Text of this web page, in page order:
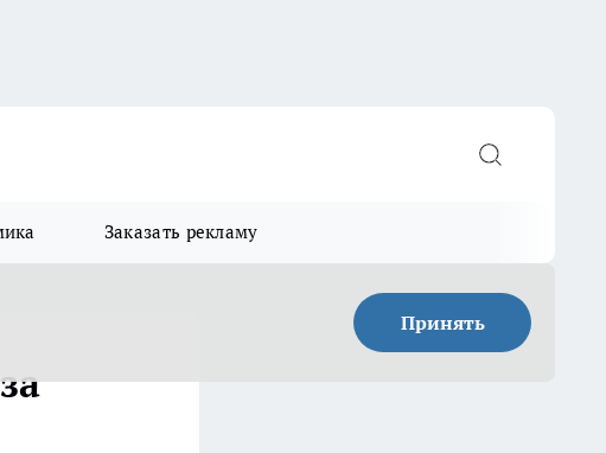
Заказать рекламу
Принять